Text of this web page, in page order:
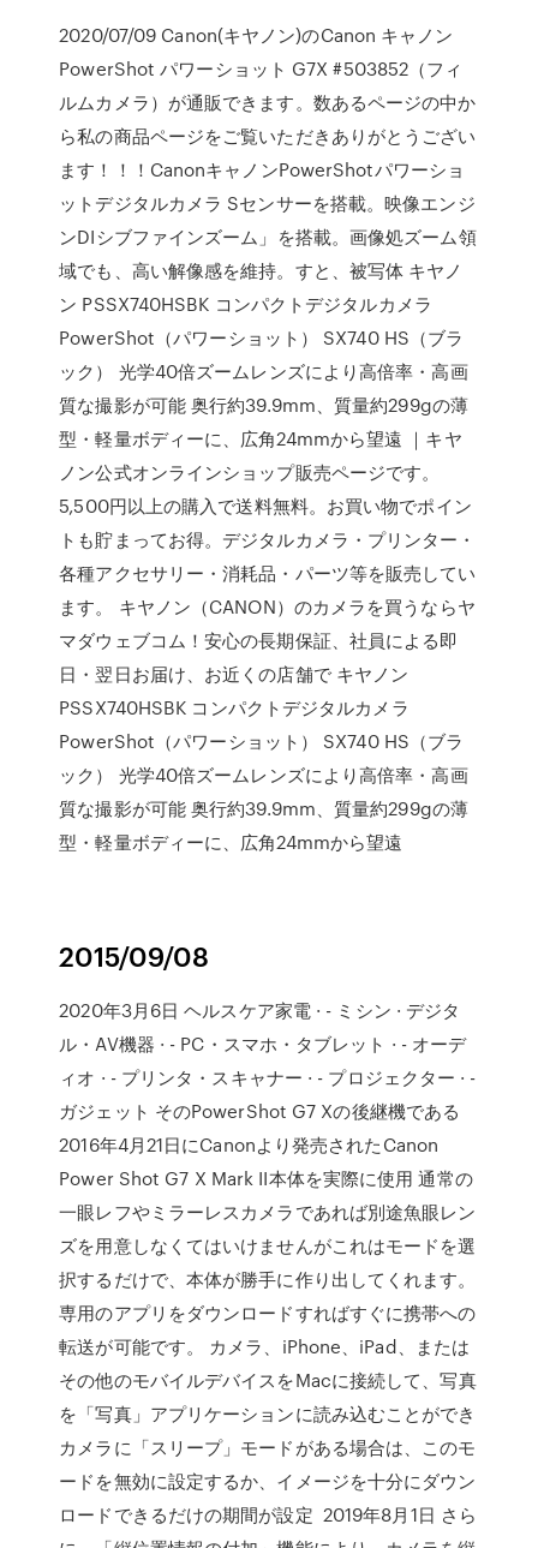
2020/07/09 Canon(キヤノン)のCanon キャノン
PowerShot パワーショット G7X #503852（フィ
ルムカメラ）が通販できます。数あるページの中か
ら私の商品ページをご覧いただきありがとうござい
ます！！！CanonキャノンPowerShotパワーショ
ットデジタルカメラ Sセンサーを搭載。映像エンジ
ンDIシブファインズーム」を搭載。画像処ズーム領
域でも、高い解像感を維持。すと、被写体 キヤノ
ン PSSX740HSBK コンパクトデジタルカメラ
PowerShot（パワーショット） SX740 HS（ブラ
ック） 光学40倍ズームレンズにより高倍率・高画
質な撮影が可能 奥行約39.9mm、質量約299gの薄
型・軽量ボディーに、広角24mmから望遠 ｜キヤ
ノン公式オンラインショップ販売ページです。
5,500円以上の購入で送料無料。お買い物でポイン
トも貯まってお得。デジタルカメラ・プリンター・
各種アクセサリー・消耗品・パーツ等を販売してい
ます。 キヤノン（CANON）のカメラを買うならヤ
マダウェブコム！安心の長期保証、社員による即
日・翌日お届け、お近くの店舗で キヤノン
PSSX740HSBK コンパクトデジタルカメラ
PowerShot（パワーショット） SX740 HS（ブラ
ック） 光学40倍ズームレンズにより高倍率・高画
質な撮影が可能 奥行約39.9mm、質量約299gの薄
型・軽量ボディーに、広角24mmから望遠
2015/09/08
2020年3月6日 ヘルスケア家電 · - ミシン · デジタ
ル・AV機器 · - PC・スマホ・タブレット · - オーデ
ィオ · - プリンタ・スキャナー · - プロジェクター · -
ガジェット そのPowerShot G7 Xの後継機である
2016年4月21日にCanonより発売されたCanon
Power Shot G7 X Mark II本体を実際に使用 通常の
一眼レフやミラーレスカメラであれば別途魚眼レン
ズを用意しなくてはいけませんがこれはモードを選
択するだけで、本体が勝手に作り出してくれます。
専用のアプリをダウンロードすればすぐに携帯への
転送が可能です。 カメラ、iPhone、iPad、または
その他のモバイルデバイスをMacに接続して、写真
を「写真」アプリケーションに読み込むことができ
カメラに「スリープ」モードがある場合は、このモ
ードを無効に設定するか、イメージを十分にダウン
ロードできるだけの期間が設定 2019年8月1日 さら